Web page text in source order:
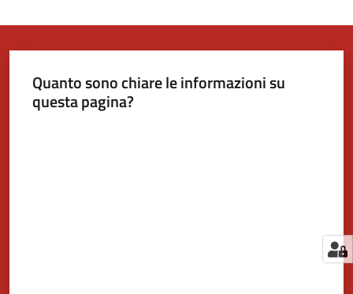
Quanto sono chiare le informazioni su
questa pagina?